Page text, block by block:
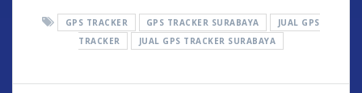
GPS TRACKER GPS TRACKER SURABAYA
JUAL GPS
TRACKER
JUAL GPS TRACKER SURABAYA